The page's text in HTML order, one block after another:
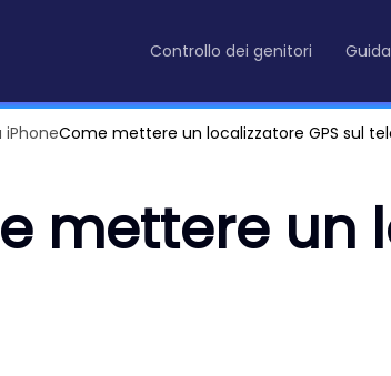
Controllo dei genitori
Come mettere un localizzatore GPS sul
mettere un